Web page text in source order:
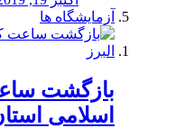
آزمایشگاه ها
بازگشت
اسلامی